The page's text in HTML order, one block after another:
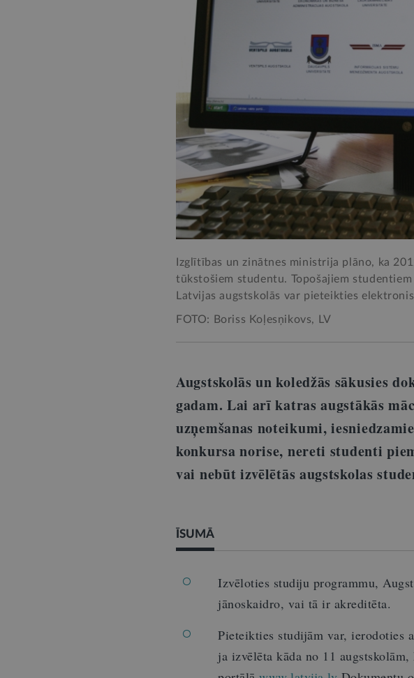
Izglītības un zinātnes ministrija plāno, ka
tūkstošiem studentu. Topošajiem
Latvijas augstskolās var pieteikties
FOTO: Boriss Koļesņikovs, LV
Augstskolās un koledžās sākusies
gadam. Lai arī katras augstākās
uzņemšanas noteikumi,
konkursa norise, nereti studenti
vai nebūt izvēlētās augstskolas
ĪSUMĀ
Izvēloties studiju programmu,
jānoskaidro, vai tā ir akreditēta.
Pieteikties studijām var, ierodoties
ja izvēlēta kāda no 11